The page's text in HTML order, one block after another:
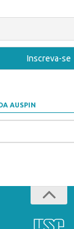
USP
AUSPIN